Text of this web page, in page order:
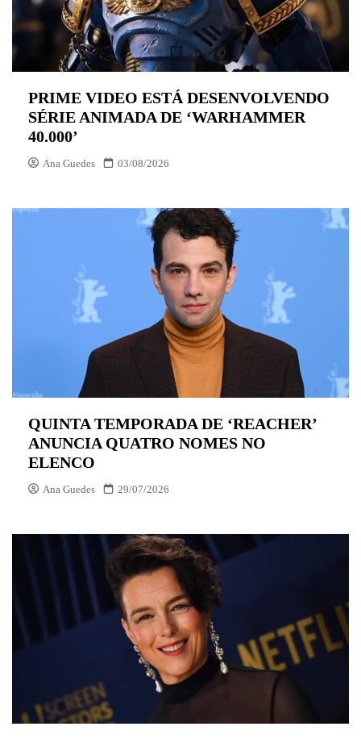
PRIME VIDEO ESTÁ DESENVOLVENDO
SÉRIE ANIMADA DE ‘WARHAMMER
40.000’
Ana Guedes 03/08/2026
QUINTA TEMPORADA DE ‘REACHER’
ANUNCIA QUATRO NOMES NO
ELENCO
Ana Guedes 29/07/2026